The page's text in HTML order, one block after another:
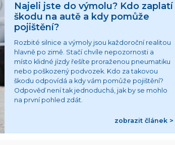
Najeli jste do výmolu? Kdo zaplatí
škodu na autě a kdy pomůže
pojištění?
Rozbité silnice a výmoly jsou každoroční realitou
hlavně po zimě. Stačí chvíle nepozornosti a
místo klidné jízdy řešíte proraženou pneumatiku
nebo poškozený podvozek. Kdo za takovou
škodu odpovídá a kdy vám pomůže pojištění?
Odpověď není tak jednoduchá, jak by se mohlo
na první pohled zdát.
zobrazit článek >